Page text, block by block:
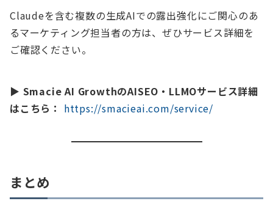
Claudeを含む複数の生成AIでの露出強化にご関心のあ
るマーケティング担当者の方は、ぜひサービス詳細を
ご確認ください。
▶ Smacie AI GrowthのAISEO・LLMOサービス詳細
はこちら： https://smacieai.com/service/
まとめ